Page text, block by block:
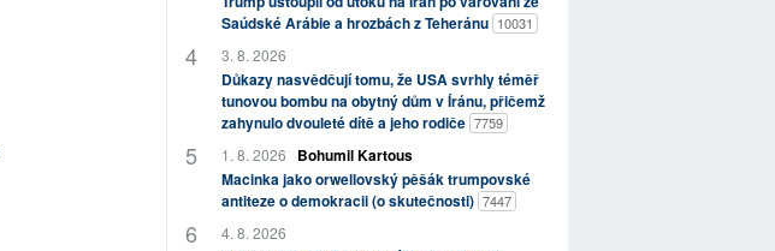
Saúdské Arábie a hrozbách z Teheránu 10031
3. 8. 2026
Důkazy nasvědčují tomu, že USA svrhly téměř
tunovou bombu na obytný dům v Íránu, přičemž
zahynulo dvouleté dítě a jeho rodiče 7759
1. 8. 2026
Bohumil Kartous
Macinka jako orwellovský pěšák trumpovské
antiteze o demokracii (o skutečnosti) 7447
4. 8. 2026